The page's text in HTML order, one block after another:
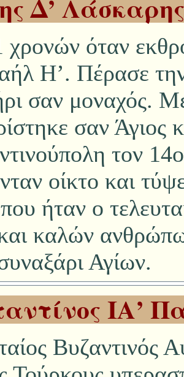
Δ’
όταν
Η’. Πέρασε
σαν μοναχός.
σαν Άγιος
τον
οίκτο και
ήταν ο
καλών
Αγίων.
ΙΑ’
Βυζαντινός